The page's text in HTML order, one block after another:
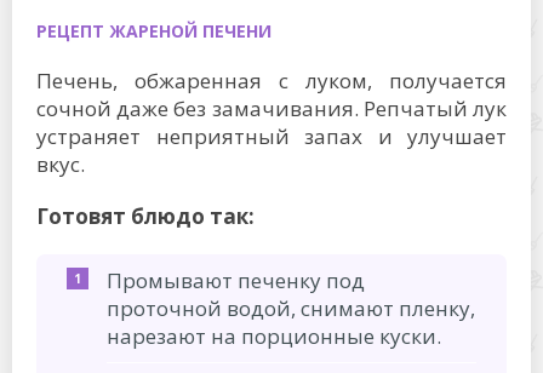
РЕЦЕПТ ЖАРЕНОЙ ПЕЧЕНИ
Печень, обжаренная с луком, получается
сочной даже без замачивания. Репчатый лук
устраняет неприятный запах и улучшает
вкус.
Готовят блюдо так:
Промывают печенку под
проточной водой, снимают пленку,
нарезают на порционные куски.